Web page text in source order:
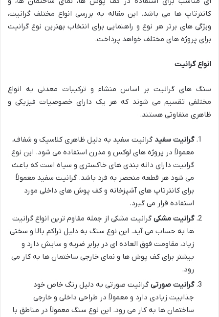
کانترتاپ ها می باشد. این مقاله به بررسی انواع مختلف گرانیت،
ویژگی های برتر هر نوع و راهنمایی برای انتخاب بهترین نوع گرانیت
برای پروژه های مختلف خواهد پرداخت.
انواع گرانیت
سنگ های گرانیت بر اساس منشاء و ترکیبات معدنی به انواع
مختلفی تقسیم می شوند که هر یک دارای خصوصیات فیزیکی و
ظاهری متفاوتی هستند.
گرانیت سفید گرانیت سفید به دلیل ظاهری کلاسیک و شفاف،
معمولاً در پروژه های لوکس و مدرن استفاده می شود. این نوع
گرانیت دارای دانه بندی های خاکستری و سیاه است که باعث
می شود هر قطعه منحصر به فرد باشد. گرانیت سفید معمولاً
برای کانترتاپ های آشپزخانه و کف پوش های داخلی مورد
استفاده قرار می گیرد.
گرانیت مشکی گرانیت مشکی از جمله مقاوم ترین انواع گرانیت
ها به حساب می آید. این نوع سنگ به دلیل تراکم بالا و سختی
زیاد، مقاومت فوق العاده ای در برابر ضربه و سایش دارد و
بیشتر برای کف پوش ها و نمای خارجی ساختمان ها به کار می
رود.
گرانیت صورتی گرانیت صورتی به دلیل رنگ خاص خود
جذابیت زیادی دارد و معمولاً در طراحی داخلی و خارجی
ساختمان ها به کار می رود. این نوع سنگ معمولاً در مناطق با